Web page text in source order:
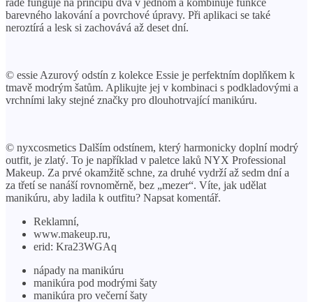
řadě funguje na principu dva v jednom a kombinuje funkce
barevného lakování a povrchové úpravy. Při aplikaci se také
neroztírá a lesk si zachovává až deset dní.
© essie Azurový odstín z kolekce Essie je perfektním doplňkem k
tmavě modrým šatům. Aplikujte jej v kombinaci s podkladovými a
vrchními laky stejné značky pro dlouhotrvající manikúru.
© nyxcosmetics Dalším odstínem, který harmonicky doplní modrý
outfit, je zlatý. To je například v paletce laků NYX Professional
Makeup. Za prvé okamžitě schne, za druhé vydrží až sedm dní a
za třetí se nanáší rovnoměrně, bez „mezer“. Víte, jak udělat
manikúru, aby ladila k outfitu? Napsat komentář.
Reklamní,
www.makeup.ru,
erid: Kra23WGAq
nápady na manikúru
manikúra pod modrými šaty
manikúra pro večerní šaty